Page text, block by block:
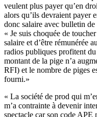
veulent plus payer qu’en
alors qu’ils devraient payer
donc salaire avec bulletin de
« Je suis choquée de
salaire et d’être rémunérée
radios publiques profitent
montant de la pige n’a
RFI) et le nombre de piges
fourni.»
« La société de prod qui
m’a contrainte à devenir
spectacle car son code APE